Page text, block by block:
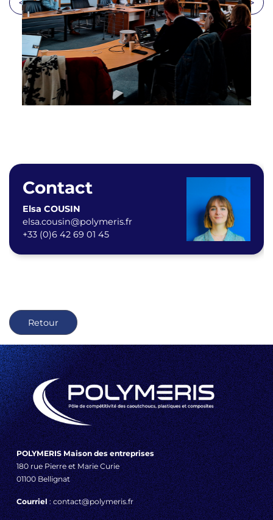
< >
Contact
Elsa COUSIN
elsa.cousin@polymeris.fr
+33 (0)6 42 69 01 45
Retour
POLYMERIS Maison des entreprises
180 rue Pierre et Marie Curie
01100 Bellignat
Courriel: contact@polymeris.fr